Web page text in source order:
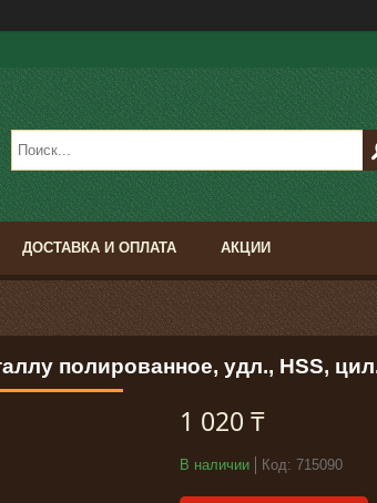
ДОСТАВКА И ОПЛАТА АКЦИИ
полированное, удл., HSS,
1 020 ₸
В наличии Код: 715090